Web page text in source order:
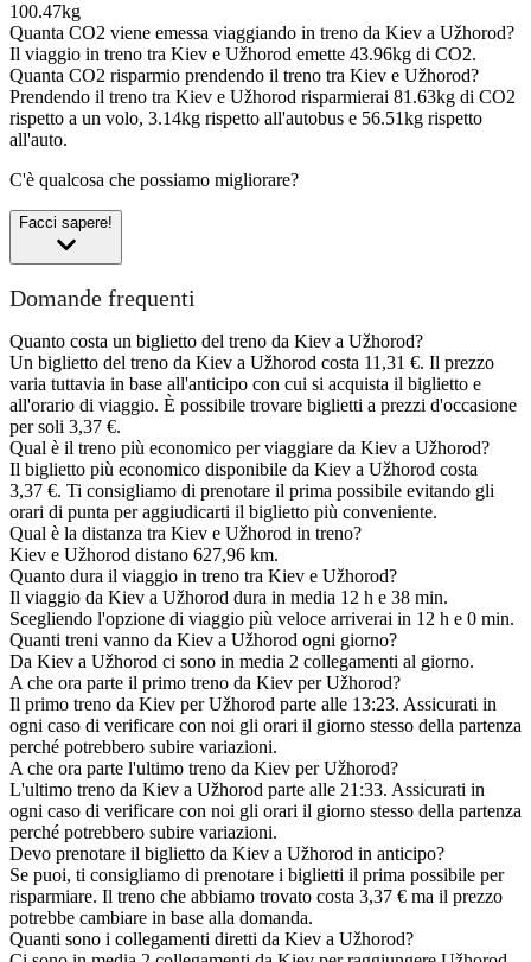
100.47kg
Quanta CO2 viene emessa viaggiando in treno da Kiev a Užhorod?
Il viaggio in treno tra Kiev e Užhorod emette 43.96kg di CO2.
Quanta CO2 risparmio prendendo il treno tra Kiev e Užhorod?
Prendendo il treno tra Kiev e Užhorod risparmierai 81.63kg di CO2
rispetto a un volo, 3.14kg rispetto all'autobus e 56.51kg rispetto
all'auto.
C'è qualcosa che possiamo migliorare?
Facci sapere!
Domande frequenti
Quanto costa un biglietto del treno da Kiev a Užhorod?
Un biglietto del treno da Kiev a Užhorod costa 11,31 €. Il prezzo
varia tuttavia in base all'anticipo con cui si acquista il biglietto e
all'orario di viaggio. È possibile trovare biglietti a prezzi d'occasione
per soli 3,37 €.
Qual è il treno più economico per viaggiare da Kiev a Užhorod?
Il biglietto più economico disponibile da Kiev a Užhorod costa
3,37 €. Ti consigliamo di prenotare il prima possibile evitando gli
orari di punta per aggiudicarti il biglietto più conveniente.
Qual è la distanza tra Kiev e Užhorod in treno?
Kiev e Užhorod distano 627,96 km.
Quanto dura il viaggio in treno tra Kiev e Užhorod?
Il viaggio da Kiev a Užhorod dura in media 12 h e 38 min.
Scegliendo l'opzione di viaggio più veloce arriverai in 12 h e 0 min.
Quanti treni vanno da Kiev a Užhorod ogni giorno?
Da Kiev a Užhorod ci sono in media 2 collegamenti al giorno.
A che ora parte il primo treno da Kiev per Užhorod?
Il primo treno da Kiev per Užhorod parte alle 13:23. Assicurati in
ogni caso di verificare con noi gli orari il giorno stesso della partenza
perché potrebbero subire variazioni.
A che ora parte l'ultimo treno da Kiev per Užhorod?
L'ultimo treno da Kiev a Užhorod parte alle 21:33. Assicurati in
ogni caso di verificare con noi gli orari il giorno stesso della partenza
perché potrebbero subire variazioni.
Devo prenotare il biglietto da Kiev a Užhorod in anticipo?
Se puoi, ti consigliamo di prenotare i biglietti il prima possibile per
risparmiare. Il treno che abbiamo trovato costa 3,37 € ma il prezzo
potrebbe cambiare in base alla domanda.
Quanti sono i collegamenti diretti da Kiev a Užhorod?